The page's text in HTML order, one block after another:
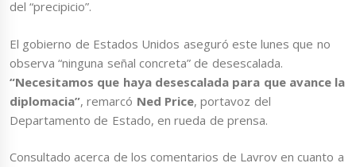
del “precipicio”.
El gobierno de Estados Unidos aseguró este lunes que no
observa “ninguna señal concreta” de desescalada.
“Necesitamos que haya desescalada para que avance la
diplomacia”, remarcó Ned Price, portavoz del
Departamento de Estado, en rueda de prensa.
Consultado acerca de los comentarios de Lavrov en cuanto a